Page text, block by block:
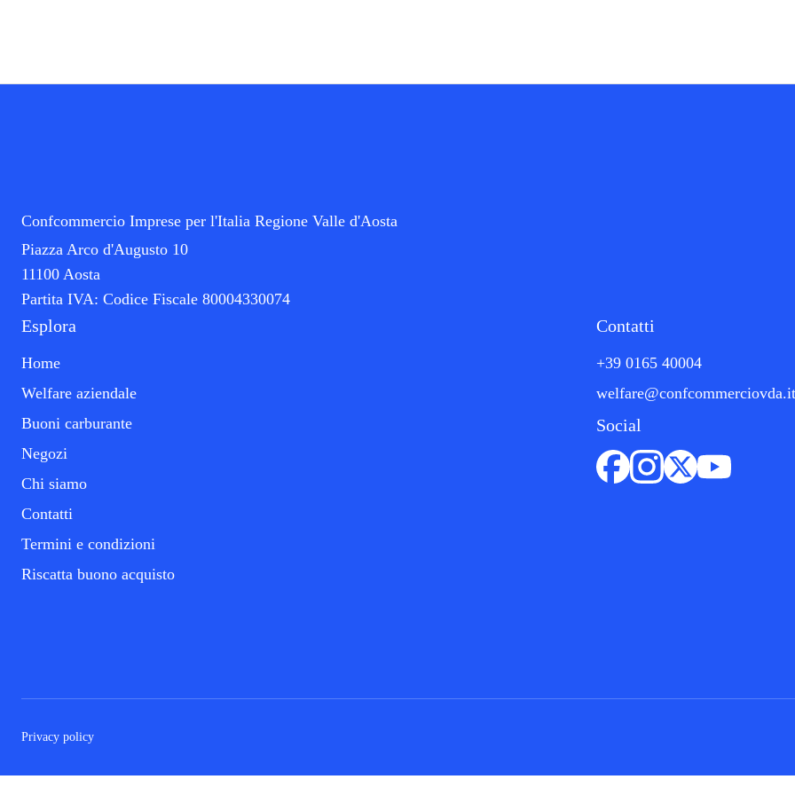
Confcommercio Imprese per l'Italia Regione Valle d'Aosta
Piazza Arco d'Augusto 10
11100 Aosta
Partita IVA: Codice Fiscale 80004330074
Esplora
Home
Welfare aziendale
Buoni carburante
Negozi
Chi siamo
Contatti
Termini e condizioni
Riscatta buono acquisto
Contatti
+39 0165 40004
welfare@confcommerciovda.it
Social
Privacy policy